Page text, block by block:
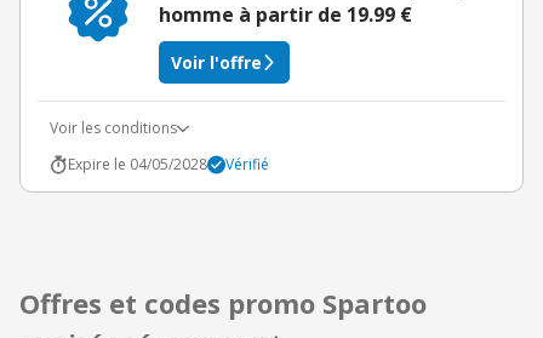
homme à partir de 19.99 €
Voir l'offre
Voir les conditions
Expire le 04/05/2028
Vérifié
Offres et codes promo Spartoo